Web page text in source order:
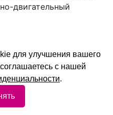
двигательный
для улучшения вашего
с нашей
.